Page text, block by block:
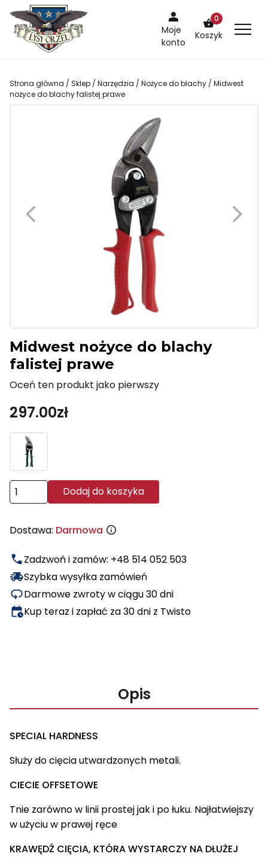
content
Moje
konto
Koszyk
0
Strona główna / Sklep / Narzędzia / Nożyce do blachy / Midwest
nożyce do blachy falistej prawe
Midwest nożyce do blachy
falistej prawe
Oceń ten produkt jako pierwszy
297.00zł
ilość
Midwest
do
falistej
prawe
Dodaj do koszyka
Dostawa: Darmowa
Zadzwoń i zamów: +48 514 052 503
Szybka wysyłka zamówień
Darmowe zwroty w ciągu 30 dni
Kup teraz i zapłać za 30 dni z Twisto
Opis
SPECIAL HARDNESS
Służy do cięcia utwardzonych metali.
CIECIE OFFSETOWE
Tnie zarówno w linii prostej jak i po łuku. Najłatwiejszy
w użyciu w prawej ręce
KRAWĘDŹ CIĘCIA, KTÓRA WYSTARCZY NA DŁUŻEJ